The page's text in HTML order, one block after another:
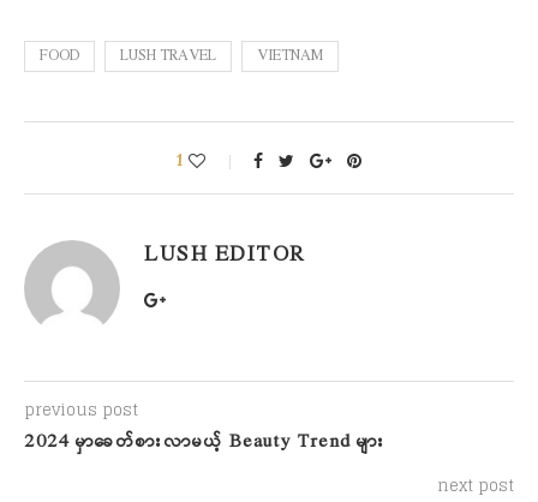
FOOD LUSH TRAVEL VIETNAM
1
LUSH EDITOR
previous post
2024 မှာခေတ်စားလာမယ့် Beauty Trend များ
next post